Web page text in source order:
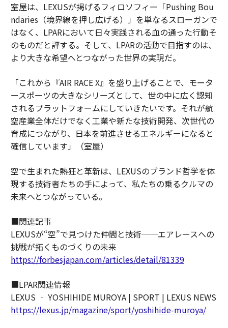
室屋は、LEXUSが掲げるフィロソフィー「Pushing Bou
ndaries（境界線を押し広げる）」を単なるスローガンで
はなく、LPARにおいて日々実践される血の通った行動そ
のものだと評する。そして、LPARの活動で目指すのは、
より大きな希望へとつながった世界の実現だ。
「これから『AIR RACE X』を盛り上げることで、モータ
ースポーツの大きなシリーズとして、世の中に広く認知
されるプラットフォームにしていきたいです。それが航
空産業全体だけでなく工業や新たな技術開発、次世代の
育成につながり、日本を前進させるエネルギーになると
確信しています」（室屋）
空で生まれた熱狂と革新は、LEXUSのブランド哲学を体
現する技術者たちの手によって、私たちの乗るクルマの
未来へとつながっている。
■関連記事
LEXUSが“空”で見つけた仲間と技術──エアレースへの
挑戦が拓くものづくりの未来
https://forbesjapan.com/articles/detail/81339
■LPAR関連情報
LEXUS ‐ YOSHIHIDE MUROYA | SPORT | LEXUS NEWS
https://lexus.jp/magazine/sport/yoshihide-muroya/